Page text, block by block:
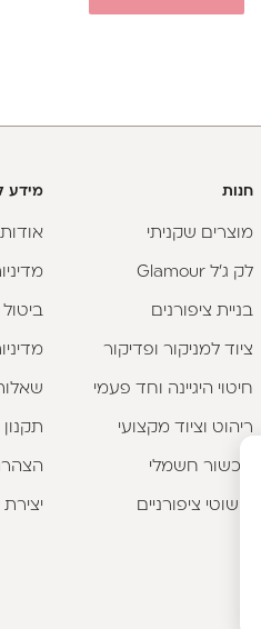
חנות
מוצרים שקניתי
לק ג'ל Glamour
בניית ציפורנים
ציוד למניקור ופדיקור
חיטוי היגיינה וחד פעמי
ריהוט וציוד מקצועי
מכשור חשמלי
קישוטי ציפורניים
מידע
אודות